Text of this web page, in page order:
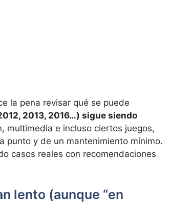
la pena revisar qué se puede
2013, 2016…) sigue siendo
multimedia e incluso ciertos juegos,
punto y de un mantenimiento mínimo.
casos reales con recomendaciones
lento (aunque “en